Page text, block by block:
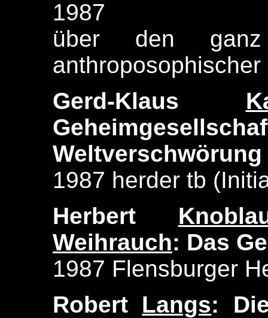
1987
über den
Gerd-Klaus
Weltverschwörung
1987 herder tb
Herbert
Weihrauch: Das
1987 Flensburger
Robert Langs: